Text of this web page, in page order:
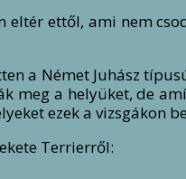
ettől, ami nem
a Német Juhász
meg a helyüket, de
ezek a vizsgákon
Terrierről: